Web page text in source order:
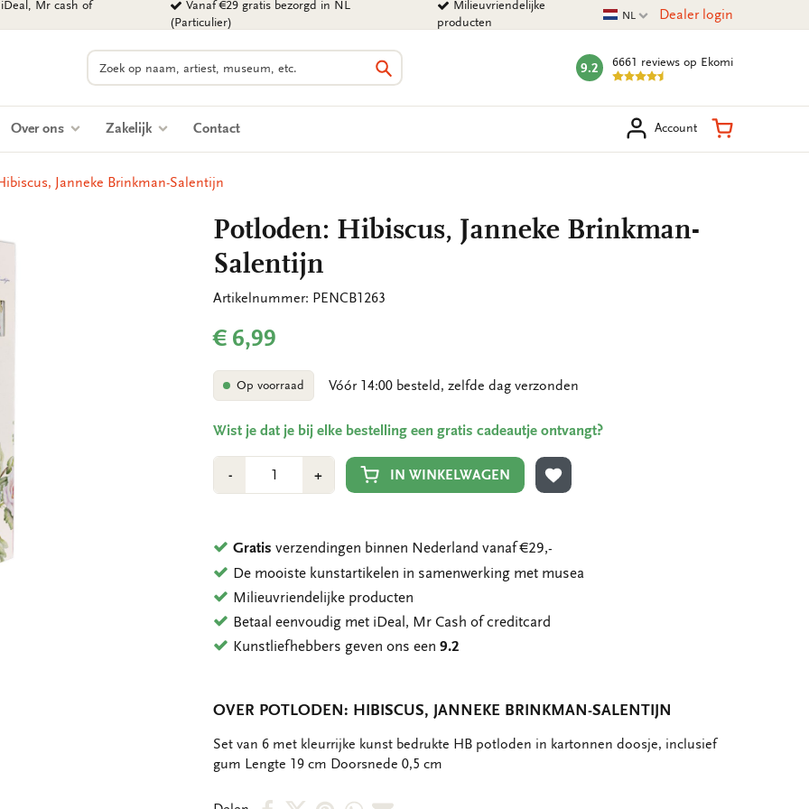
Mr cash of
Vanaf €29 gratis bezorgd in NL
(Particulier)
Milieuvriendelijke
producten
Huidige taal
NL Dealer login
Zoeken
Zoeken
mark:
9.2 6661 reviews op Ekomi
Over ons Zakelijk Contact Account Winkelmand
Janneke Brinkman-Salentijn
Potloden: Hibiscus, Janneke Brinkman-
Salentijn
Artikelnummer: PENCB1263
€ 6,99
Op voorraad Vóór 14:00 besteld, zelfde dag verzonden
Wist je dat je bij elke bestelling een gratis cadeautje ontvangt?
-Min
1
+Plus
1
IN WINKELWAGEN
TOEVOEGEN AAN VERLANGLIJST
Gratis verzendingen binnen Nederland vanaf €29,-
De mooiste kunstartikelen in samenwerking met musea
Milieuvriendelijke producten
Betaal eenvoudig met iDeal, Mr Cash of creditcard
Kunstliefhebbers geven ons een9.2
OVER POTLODEN: HIBISCUS, JANNEKE BRINKMAN-SALENTIJN
OMSCHRIJVING
Set van 6 met kleurrijke kunst bedrukte HB potloden in kartonnen doosje, inclusief
gum Lengte 19 cm Doorsnede 0,5 cm